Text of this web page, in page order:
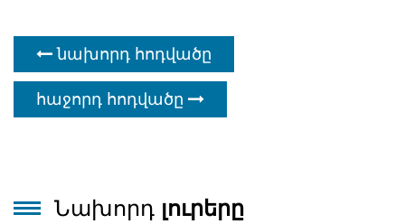
նախորդ հոդվածը
հաջորդ հոդվածը
Նախորդ լուրերը